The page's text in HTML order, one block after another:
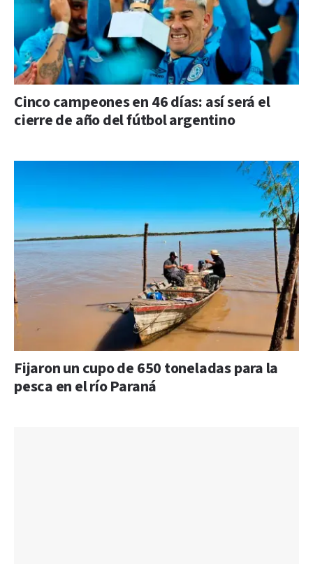
Cinco campeones en 46 días: así será el
cierre de año del fútbol argentino
Fijaron un cupo de 650 toneladas para la
pesca en el río Paraná